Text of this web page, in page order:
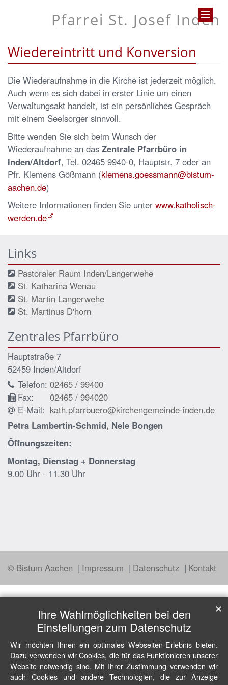
Pfarrei St. Josef Inden
Wiedereintritt und Konversion
Die Wiederaufnahme in die Kirche ist jederzeit möglich.
Auch wenn es sich dabei in erster Linie um einen
Verwaltungsakt handelt, ist ein persönliches Gespräch
mit einem Seelsorger sinnvoll.
Bitte wenden Sie sich beim Wunsch der
Wiederaufnahme an das Zentrale Pfarrbüro in
Inden/Altdorf, Tel. 02465 9940-0, Hauptstr. 7 oder an
Pfr. Klemens Gößmann (klemens.goessmann@bistum-
aachen.de)
Weitere Informationen finden Sie unter www.katholisch-
werden.de
Links
Pastoraler Raum Inden/Langerwehe
St. Katharina Wenau
St. Martin Langerwehe
St. Martinus D'horn
Zentrales Pfarrbüro
Hauptstraße 7
52459 Inden/Altdorf
Telefon: 02465 / 99400
Fax:
02465 / 994020
E-Mail: kath.pfarrbuero@kirchengemeinde-inden.de
Petra Lambertin-Schmid, Nele Bongen
Öffnungszeiten:
Montag, Dienstag + Donnerstag
9.00 Uhr - 11.30 Uhr
© Bistum Aachen Impressum Datenschutz Kontakt
Ihre Wahlmöglichkeiten bei den
Einstellungen zum Datenschutz
Wir möchten Ihnen ein optimales Webseiten-Erlebnis bieten.
Dazu verwenden wir Cookies, die für das Funktionieren unserer
Website notwendig sind. Mit Ihrer Zustimmung verwenden wir
auch Cookies und andere Technologien, die zur Anzeige
✕